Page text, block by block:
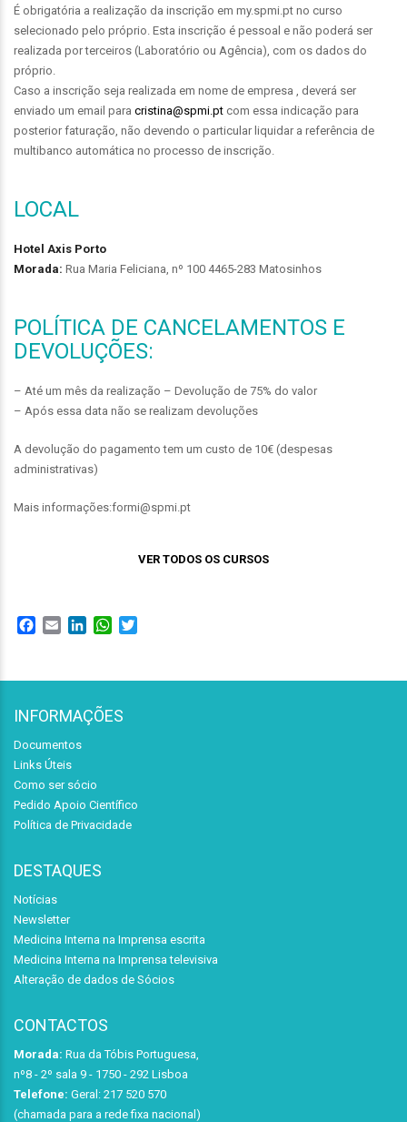
É obrigatória a realização da inscrição em my.spmi.pt no curso
selecionado pelo próprio. Esta inscrição é pessoal e não poderá ser
realizada por terceiros (Laboratório ou Agência), com os dados do
próprio.
Caso a inscrição seja realizada em nome de empresa , deverá ser
enviado um email para cristina@spmi.pt com essa indicação para
posterior faturação, não devendo o particular liquidar a referência de
multibanco automática no processo de inscrição.
LOCAL
Hotel Axis Porto
Morada: Rua Maria Feliciana, nº 100 4465-283 Matosinhos
POLÍTICA DE CANCELAMENTOS E
DEVOLUÇÕES:
– Até um mês da realização – Devolução de 75% do valor
– Após essa data não se realizam devoluções
A devolução do pagamento tem um custo de 10€ (despesas
administrativas)
Mais informações:formi@spmi.pt
VER TODOS OS CURSOS
Facebook
Email LinkedInWhatsApp
INFORMAÇÕES
Documentos
Links Úteis
Como ser sócio
Pedido Apoio Científico
Política de Privacidade
DESTAQUES
Notícias
Newsletter
Medicina Interna na Imprensa escrita
Medicina Interna na Imprensa televisiva
Alteração de dados de Sócios
CONTACTOS
Morada: Rua da Tóbis Portuguesa,
nº8 - 2º sala 9 - 1750 - 292 Lisboa
Telefone: Geral: 217 520 570
(chamada para a rede fixa nacional)